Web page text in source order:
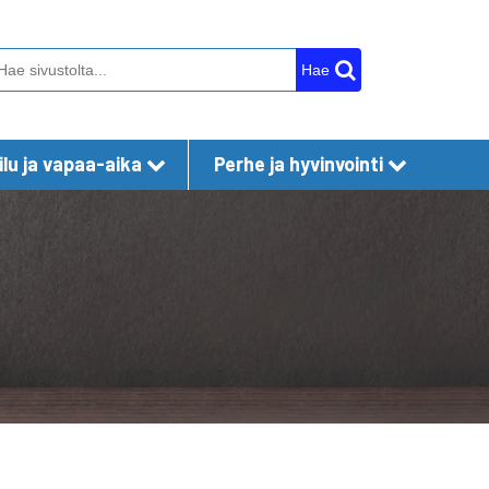
Hae
ja vapaa-aika Perhe ja hyvinvointi